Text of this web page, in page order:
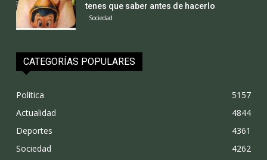
tenes que saber antes de hacerlo
Sociedad
CATEGORÍAS POPULARES
Politica
5157
Actualidad
4844
Deportes
4361
Sociedad
4262